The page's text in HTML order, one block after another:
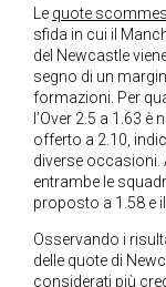
Le quote
sfida in cui il
del Newcastle
segno di un
formazioni. Per
l’Over 2.5 a 1.63 è
offerto a 2.10,
diverse occasioni.
entrambe le
proposto a 1.58 e
Osservando i
delle quote di
considerati più